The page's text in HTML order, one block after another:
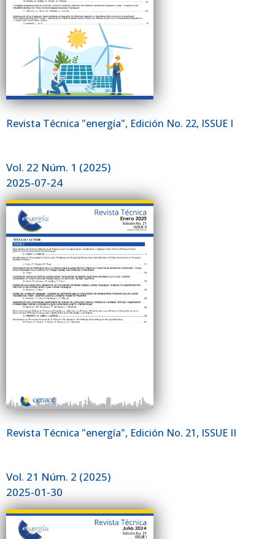
Revista Técnica "energía", Edición No. 22, ISSUE I
Vol. 22 Núm. 1 (2025)
2025-07-24
Revista Técnica "energía", Edición No. 21, ISSUE II
Vol. 21 Núm. 2 (2025)
2025-01-30